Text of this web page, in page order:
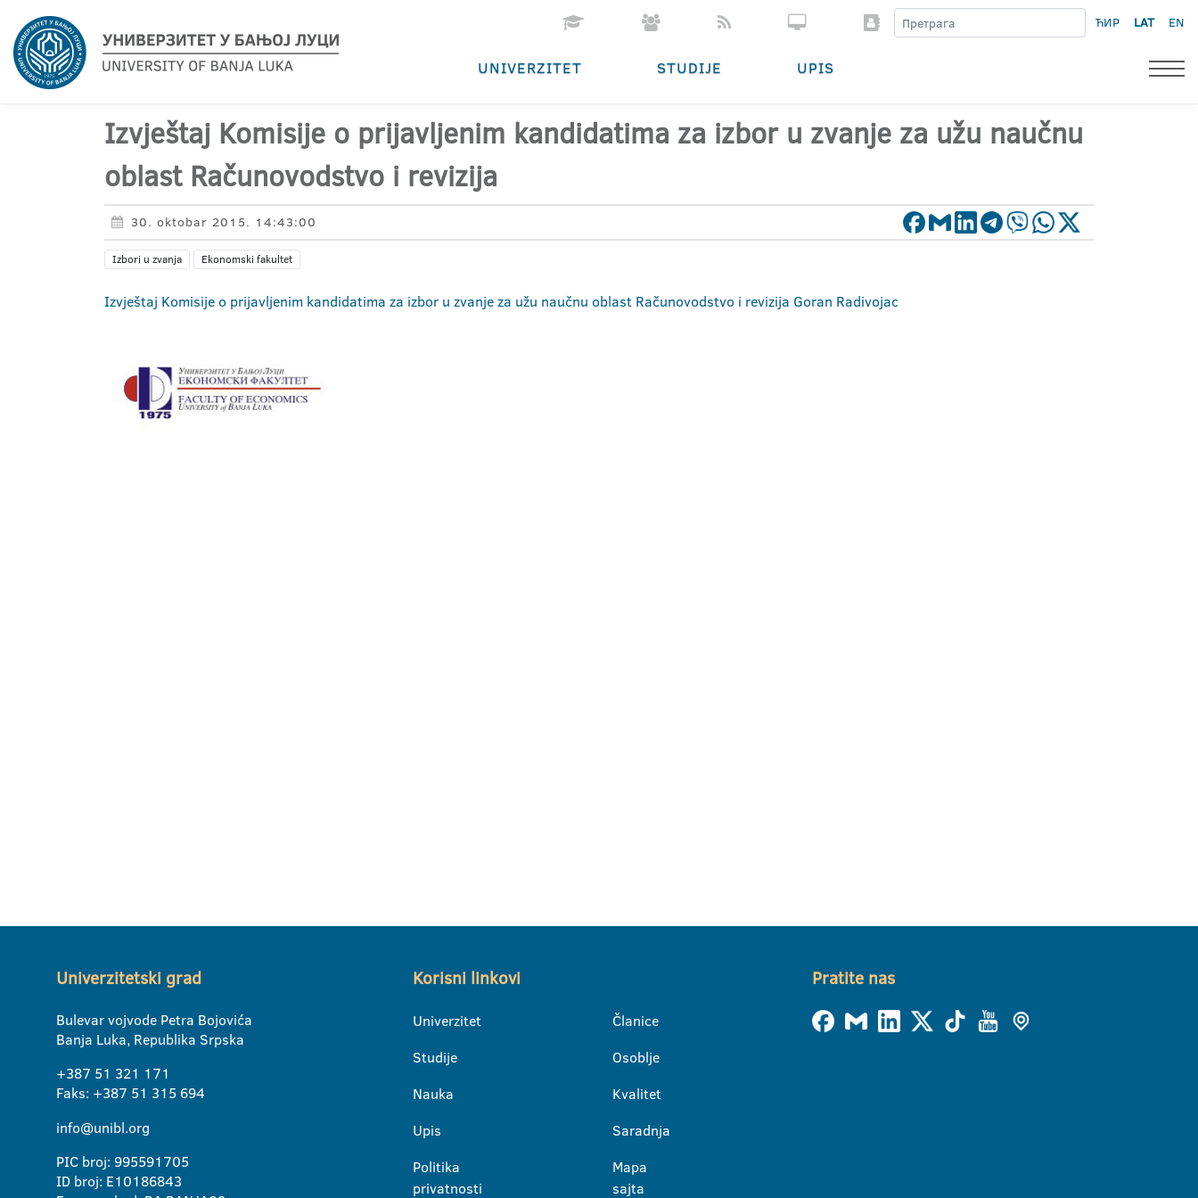
ЋИР LAT EN
UNIVERZITET STUDIJE UPIS
Izvještaj Komisije o prijavljenim kandidatima za izbor u zvanje za užu naučnu
oblast Računovodstvo i revizija
30. oktobar 2015. 14:43:00
Izbori u zvanja Ekonomski fakultet
Izvještaj Komisije o prijavljenim kandidatima za izbor u zvanje za užu naučnu oblast Računovodstvo i revizija Goran Radivojac
Univerzitetski grad
Bulevar vojvode Petra Bojovića
Banja Luka, Republika Srpska
+387 51 321 171
Faks: +387 51 315 694
info@unibl.org
PIC broj: 995591705
ID broj: E10186843
Korisni linkovi
Univerzitet
Studije
Nauka
Upis
Politika
privatnosti
Članice
Osoblje
Kvalitet
Saradnja
Mapa
sajta
Pratite nas